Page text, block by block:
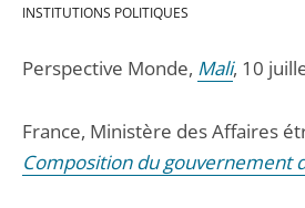
INSTITUTIONS POLITIQUES
Perspective Monde, Mali, 10
France, Ministère des Affaires
Composition du gouvernement